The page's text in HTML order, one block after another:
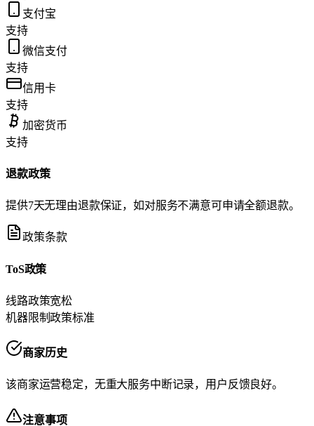
支付宝
支持
微信支付
支持
信用卡
支持
加密货币
支持
退款政策
提供7天无理由退款保证，如对服务不满意可申请全额退款。
政策条款
ToS政策
线路政策宽松
机器限制政策标准
商家历史
该商家运营稳定，无重大服务中断记录，用户反馈良好。
注意事项